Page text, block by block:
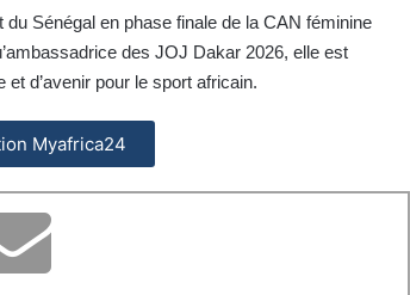
Sénégal en phase finale de la CAN féminine
des JOJ Dakar 2026, elle est
et d’avenir pour le sport africain.
Myafrica24